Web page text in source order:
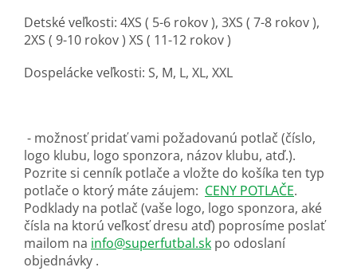
Detské veľkosti: 4XS ( 5-6 rokov ), 3XS ( 7-8 rokov ),
2XS ( 9-10 rokov ) XS ( 11-12 rokov )
Dospelácke veľkosti: S, M, L, XL, XXL
- možnosť pridať vami požadovanú potlač (číslo,
logo klubu, logo sponzora, názov klubu, atď.).
Pozrite si cenník potlače a vložte do košíka ten typ
potlače o ktorý máte záujem: CENY POTLAČE.
Podklady na potlač (vaše logo, logo sponzora, aké
čísla na ktorú veľkosť dresu atď) poprosíme poslať
mailom na info@superfutbal.sk po odoslaní
objednávky .